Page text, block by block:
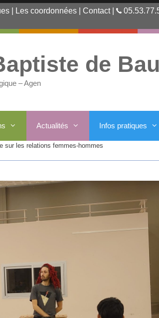
Les coordonnées Contact|
de
– Agen
Actualités Infos pratiques
sur les relations femmes-hommes